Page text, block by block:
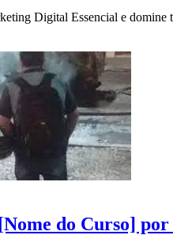
Digital Essencial e
do Curso]